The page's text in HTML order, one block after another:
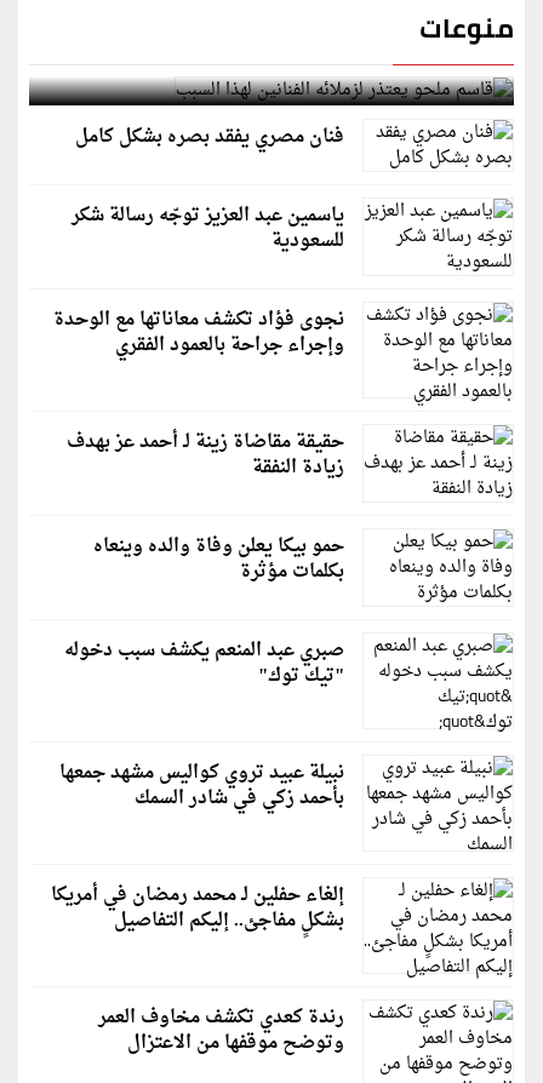
منوعات
قاسم ملحو يعتذر لزملائه الفنانين لهذا السبب
فنان مصري يفقد بصره بشكل كامل
ياسمين عبد العزيز توجّه رسالة شكر
للسعودية
نجوى فؤاد تكشف معاناتها مع الوحدة
وإجراء جراحة بالعمود الفقري
حقيقة مقاضاة زينة لـ أحمد عز بهدف
زيادة النفقة
حمو بيكا يعلن وفاة والده وينعاه
بكلمات مؤثرة
صبري عبد المنعم يكشف سبب دخوله
"تيك توك"
نبيلة عبيد تروي كواليس مشهد جمعها
بأحمد زكي في شادر السمك
إلغاء حفلين لـ محمد رمضان في أمريكا
بشكلٍ مفاجئ.. إليكم التفاصيل
رندة كعدي تكشف مخاوف العمر
وتوضح موقفها من الاعتزال